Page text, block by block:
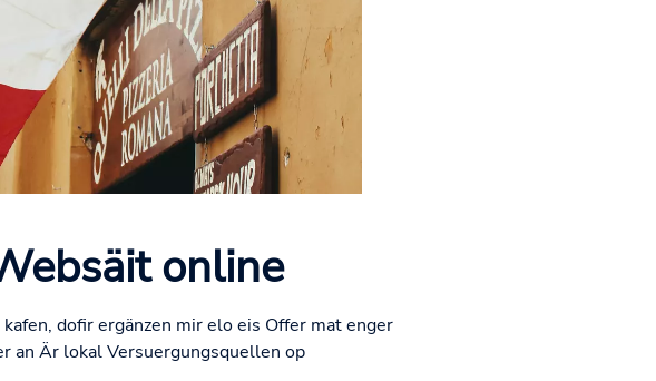
online
dofir ergänzen mir elo eis Offer mat enger
an Är lokal Versuergungsquellen op